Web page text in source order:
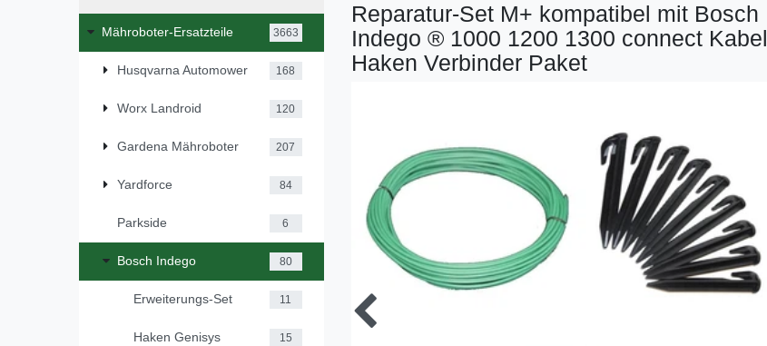
Mähroboter-Ersatzteile 3663
Husqvarna Automower 168
Worx Landroid 120
Gardena Mähroboter 207
Yardforce 84
Parkside 6
Bosch Indego 80
Erweiterungs-Set 11
Haken Genisys 15
Reparatur-Set M+ kompatibel mit Bosch
Indego ® 1000 1200 1300 connect Kabel
Haken Verbinder Paket